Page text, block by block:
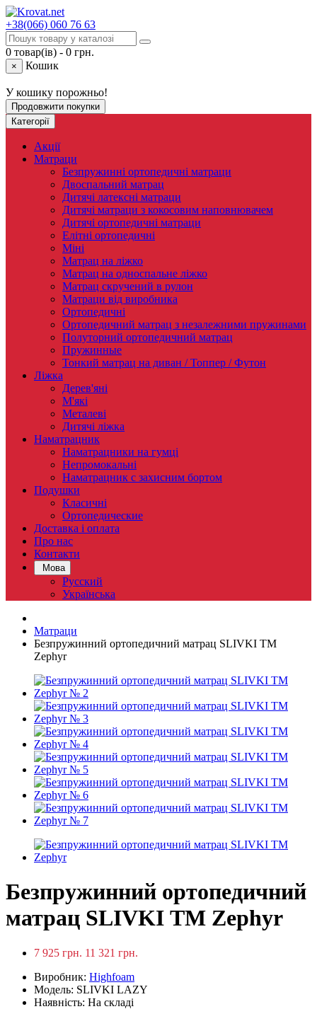
+38(066) 060 76 63
0 товар(ів) - 0 грн.
× Кошик
У кошику порожньо!
Продовжити покупки
Категорії
Акції
Матраци
Безпружинні ортопедичні матраци
Двоспальний матрац
Дитячі латексні матраци
Дитячі матраци з кокосовим наповнювачем
Дитячі ортопедичні матраци
Елітні ортопедичні
Міні
Матрац на ліжко
Матрац на односпальне ліжко
Матрац скручений в рулон
Матраци від виробника
Ортопедичні
Ортопедичний матрац з незалежними пружинами
Полуторний ортопедичний матрац
Пружинные
Тонкий матрац на диван / Топпер / Футон
Ліжка
Дерев'яні
М'які
Металеві
Дитячі ліжка
Наматрацник
Наматрацники на гумці
Непромокальні
Наматрацник c захисним бортом
Подушки
Класичні
Ортопедические
Доставка і оплата
Про нас
Контакти
Мова
Русский
Українська
Матраци
Безпружинний ортопедичний матрац SLIVKI ТМ
Zephyr
Безпружинний ортопедичний
матрац SLIVKI ТМ Zephyr
7 925 грн. 11 321 грн.
Виробник: Highfoam
Модель: SLIVKI LAZY
Наявність: На складі